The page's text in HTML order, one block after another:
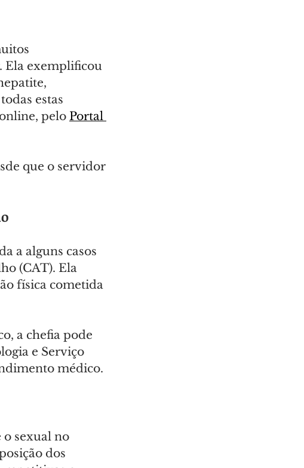
Ela exemplificou
estas
pelo Portal
que o servidor
a alguns casos
(CAT). Ela
física cometida
a chefia pode
e Serviço
médico.
sexual no
dos